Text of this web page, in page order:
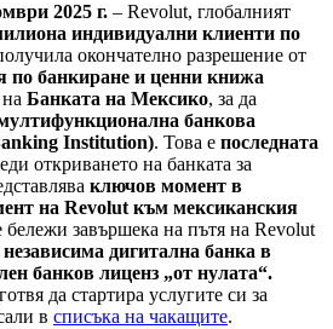
2025 г. – Revolut, глобалният
индивидуални клиенти по
окончателно разрешение от
по банкиране и ценни книжа
Банката на Мексико, за да
банкова
Institution). Това е последната
откриването на банката за
ключов момент в
на Revolut към мексиканския
завършека на пътя на Revolut
дигитална банка в
банков лиценз „от нулата“.
да стартира услугите си за
в списъка на чакащите.